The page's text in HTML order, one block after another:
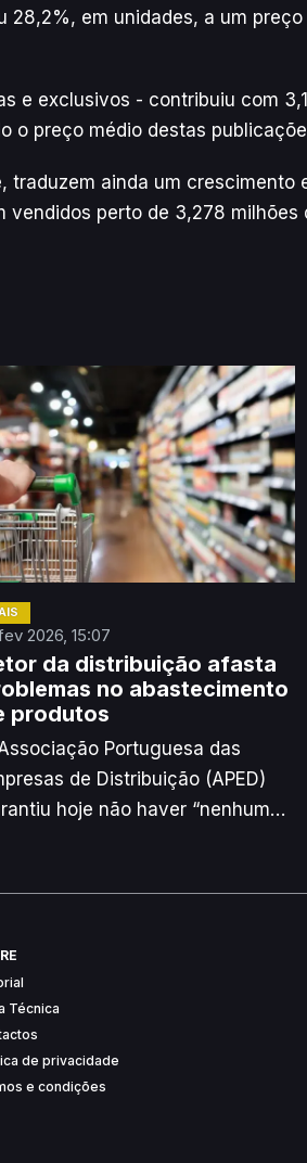
em unidades, a um
e exclusivos - contribuiu com
o preço médio destas
traduzem ainda um crescimento
perto de 3,278 milhões
2026, 15:07
da distribuição afasta
no abastecimento
produtos
Portuguesa das
de Distribuição (APED)
hoje não haver “nenhum
do mau tempo na produção
imediatos de preços
à situação.
Técnica
de privacidade
e condições